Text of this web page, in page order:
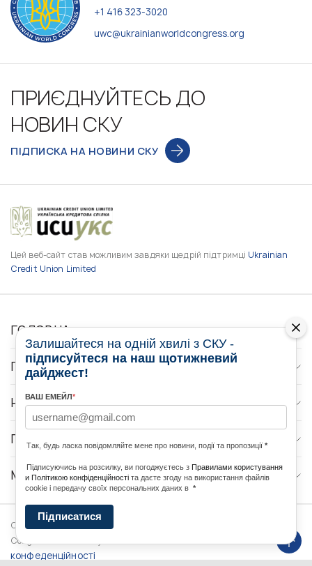
+1 416 323-3020
uwc@ukrainianworldcongress.org
ПРИЄДНУЙТЕСЬ ДО
НОВИН СКУ
ПІДПИСКА НА НОВИНИ СКУ
Цей веб-сайт став можливим завдяки щедрій підтримці Ukrainian
Credit Union Limited
ГОЛОВНА
ПРО НАС
НОВИНИ
ПРОГРАМИ
МЕДІА КОНТАКТИ
Copyright © 2026 Ukrainian World
Congress. Powered by
конфеденційності
Залишайтеся на одній хвилі з СКУ -
підписуйтеся на наш щотижневий
дайджест!
ВАШ ЕМЕЙЛ*
Так, будь ласка повідомляйте мене про новини, події та пропозиції *
Підписуючись на розсилку, ви погоджуєтесь з Правилами користування
и Політикою конфіденційності та даєте згоду на використання файлів
cookie і передачу своїх персональних даних в *
Підписатися